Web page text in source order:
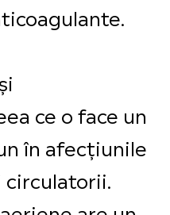
ce o face un
în afecțiunile
circulatorii.